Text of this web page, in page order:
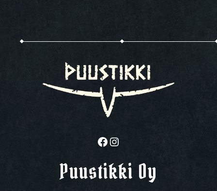
Facebook Instagram
Puustikki Oy